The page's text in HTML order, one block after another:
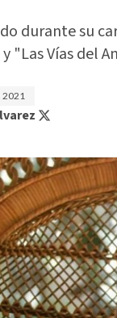
durante su
"Las Vías del
2021